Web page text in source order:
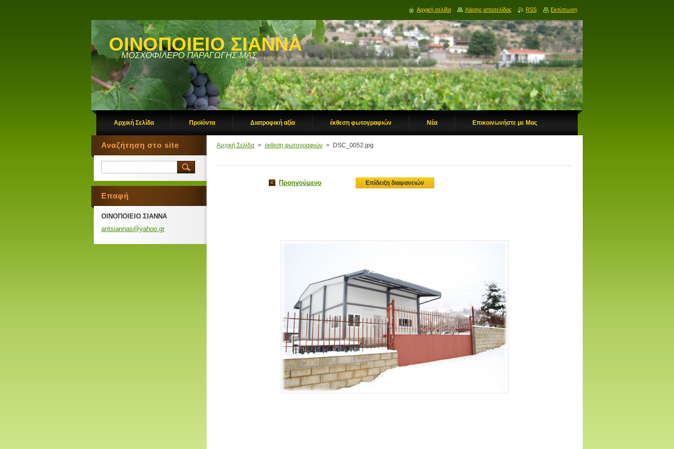
ΟΙΝΟΠΟΙΕΙΟ ΣΙΑΝΝΑ
ΜΟΣΧΟΦΙΛΕΡΟ ΠΑΡΑΓΩΓΗΣ ΜΑΣ
Αρχική Σελίδα Προϊόντα Διατροφική αξία έκθεση φωτογραφιών Νέα Επικοινωνήστε με Μας
Αρχική Σελίδα > έκθεση φωτογραφιών > DSC_0052.jpg
Προηγούμενο Επίδειξη διαφανειών
Αναζήτηση στο site
Επαφή
ΟΙΝΟΠΟΙΕΙΟ ΣΙΑΝΝΑ
antsiannas@yahoo.gr
Αρχική σελίδα Χάρτης ιστοσελίδας RSS Εκτύπωση